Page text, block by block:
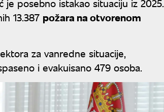
13.387 požara na otvorenom
za vanredne situacije,
i evakuisano 479 osoba.